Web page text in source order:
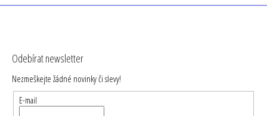
Odebírat newsletter
Nezmeškejte žádné novinky či slevy!
E-mail